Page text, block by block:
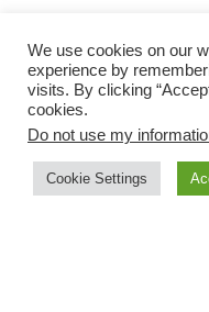
We use cookies on our
experience by
visits. By clicking
cookies.
Do not use my
Cookie Settings